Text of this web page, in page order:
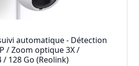
automatique - Détection
/ Zoom optique 3X /
128 Go (Reolink)